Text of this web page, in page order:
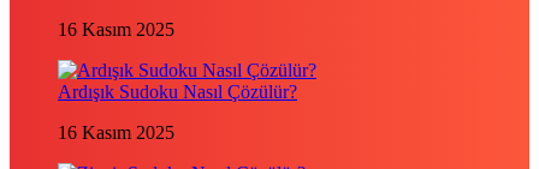
16 Kasım 2025
Ardışık Sudoku Nasıl Çözülür?
16 Kasım 2025